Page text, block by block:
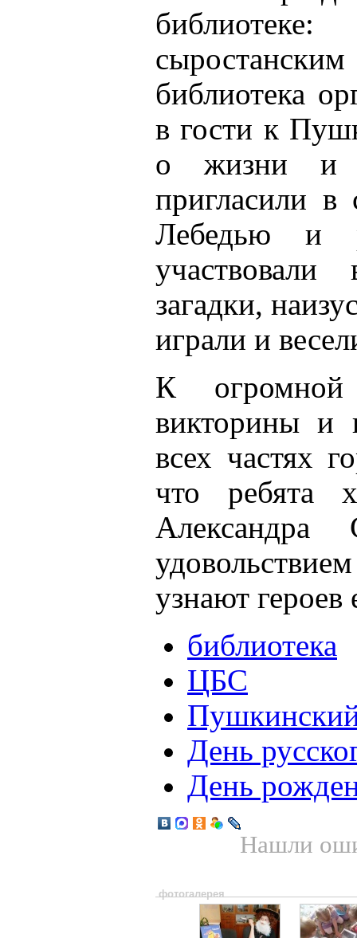
библиотека
в гости к
о жизни и
пригласили в
Лебедью и
участвовали
загадки,
играли и
К огромной
викторины и
всех частях
что ребята
Александра
узнают героев
библиотека
ЦБС
День
День
Нашли
фотогалерея